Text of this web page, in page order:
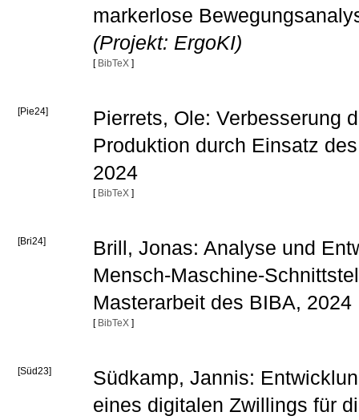
markerlose
(Projekt: ErgoKI)
[ BibTeX ]
[Pie24]
Pierrets, Ole: Verbesserung
Produktion durch Einsatz
2024
[ BibTeX ]
[Bri24]
Brill, Jonas: Analyse und
Mensch-Maschine-
Masterarbeit des BIBA, 2024
[ BibTeX ]
[Süd23]
Südkamp, Jannis:
eines digitalen Zwillings für